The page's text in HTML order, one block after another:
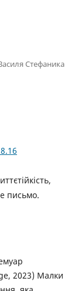
Стефаника
письмо.
2023) Малки